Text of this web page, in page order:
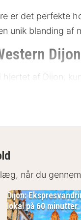
er det perfekte
unik blanding af
hjertet af Dijon,
og
meter
Dijon
når du
Dijon:
lokal på 60 minutter